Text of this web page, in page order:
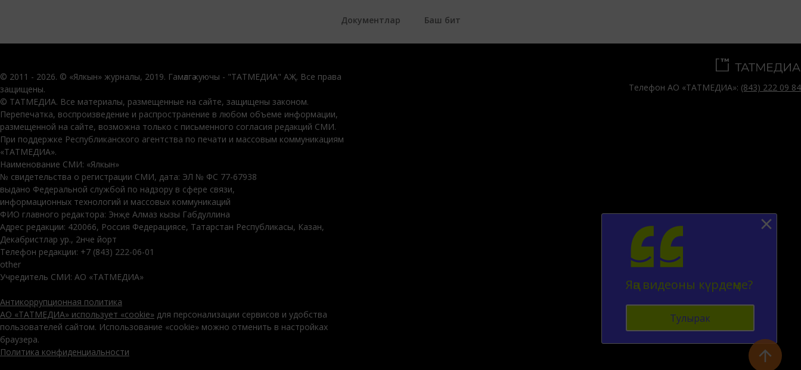
Документлар Баш бит
© 2011 - 2026. © «Ялкын» журналы, 2019. Гамәлгә куючы - "ТАТМЕДИА" АҖ. Все права
защищены.
© ТАТМЕДИА. Все материалы, размещенные на сайте, защищены законом.
Перепечатка, воспроизведение и распространение в любом объеме информации,
размещенной на сайте, возможна только с письменного согласия редакций СМИ.
При поддержке Республиканского агентства по печати и массовым коммуникациям
«ТАТМЕДИА».
Наименование СМИ: «Ялкын»
№ свидетельства о регистрации СМИ, дата: ЭЛ № ФС 77-67938
выдано Федеральной службой по надзору в сфере связи,
информационных технологий и массовых коммуникаций
ФИО главного редактора: Энҗе Алмаз кызы Габдуллина
Адрес редакции: 420066, Россия Федерациясе, Татарстан Республикасы, Казан,
Декабристлар ур., 2нче йорт
Телефон редакции: +7 (843) 222-06-01
other
Учредитель СМИ: АО «ТАТМЕДИА»
Антикоррупционная политика
АО «ТАТМЕДИА» использует «cookie» для персонализации сервисов и удобства
пользователей сайтом. Использование «cookie» можно отменить в настройках
браузера.
Политика конфиденциальности
Телефон АО «ТАТМЕДИА»: (843) 222 09 84
Яңа видеоны күрдеңме?
Тулырак